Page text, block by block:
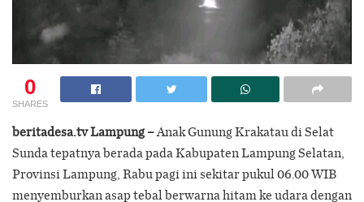
0
SHARES
beritadesa.tv Lampung –Anak Gunung Krakatau di Selat
Sunda tepatnya berada pada Kabupaten Lampung Selatan,
Provinsi Lampung, Rabu pagi ini sekitar pukul 06.00 WIB
menyemburkan asap tebal berwarna hitam ke udara dengan